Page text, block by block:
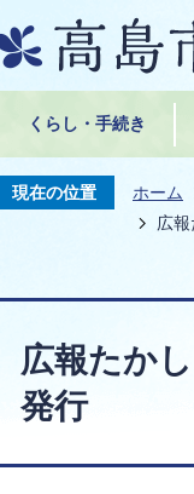
くらし・手続き
現在の位置 ホーム
広
広報たか
発行